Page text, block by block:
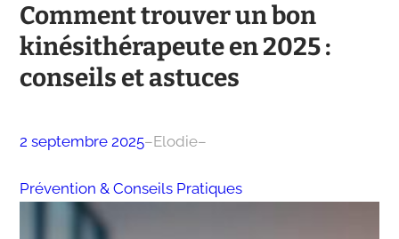
Comment trouver un bon
kinésithérapeute en 2025 :
conseils et astuces
2 septembre 2025–Elodie–
Prévention & Conseils Pratiques